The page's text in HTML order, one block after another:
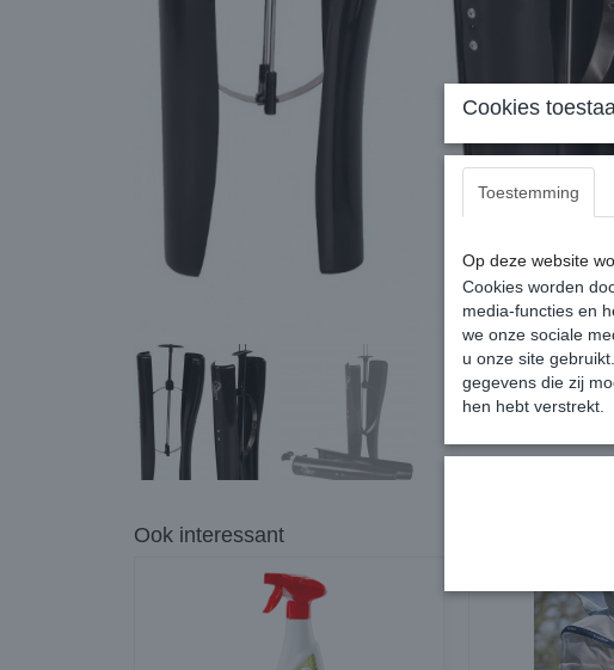
Ook interessant
Cookies
Toestemming
Op deze website
Cookies worden
media-functies en
we onze sociale
u onze site
gegevens die zij
hen hebt verstrekt.